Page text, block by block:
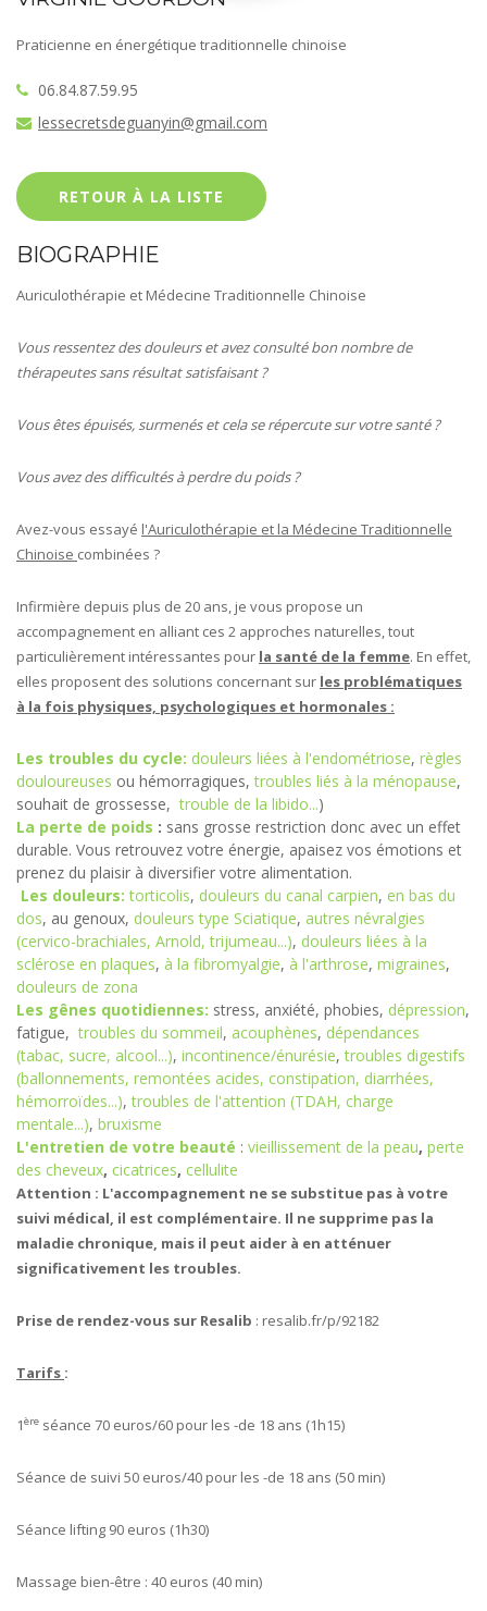
Praticienne en énergétique traditionnelle chinoise
06.84.87.59.95
lessecretsdeguanyin@gmail.com
RETOUR À LA LISTE
BIOGRAPHIE
Auriculothérapie et Médecine Traditionnelle Chinoise
Vous ressentez des douleurs et avez consulté bon nombre de
thérapeutes sans résultat satisfaisant ?
Vous êtes épuisés, surmenés et cela se répercute sur votre santé ?
Vous avez des difficultés à perdre du poids ?
Avez-vous essayé l'Auriculothérapie et la Médecine Traditionnelle
Chinoise combinées ?
Infirmière depuis plus de 20 ans, je vous propose un
accompagnement en alliant ces 2 approches naturelles, tout
particulièrement intéressantes pour la santé de la femme. En effet,
elles proposent des solutions concernant sur les problématiques
à la fois physiques, psychologiques et hormonales :
Les troubles du cycle: douleurs liées à l'endométriose, règles
douloureuses ou hémorragiques,troubles liés à la ménopause,
souhait de grossesse,trouble de la libido...)
La perte de poids : sans grosse restriction donc avec un effet
durable. Vous retrouvez votre énergie, apaisez vos émotions et
prenez du plaisir à diversifier votre alimentation.
Les douleurs:torticolis, douleurs du canal carpien, en bas du
dos, au genoux, douleurs type Sciatique, autres névralgies
(cervico-brachiales, Arnold, trijumeau...), douleurs liées à la
sclérose en plaques, à la fibromyalgie, à l'arthrose, migraines,
douleurs de zona
Les gênes quotidiennes: stress, anxiété, phobies, dépression,
fatigue,troubles du sommeil, acouphènes, dépendances
(tabac, sucre, alcool...), incontinence/énurésie,troubles digestifs
(ballonnements, remontées acides, constipation, diarrhées,
hémorroïdes...),troubles de l'attention (TDAH, charge
mentale...), bruxisme
L'entretien de votre beauté : vieillissement de la peau, perte
des cheveux, cicatrices, cellulite
Attention : L'accompagnement ne se substitue pas à votre
suivi médical, il est complémentaire. Il ne supprime pas la
maladie chronique, mais il peut aider à en atténuer
significativement les troubles.
Prise de rendez-vous sur Resalib : resalib.fr/p/92182
Tarifs :
1ère séance 70 euros/60 pour les -de 18 ans (1h15)
Séance de suivi 50 euros/40 pour les -de 18 ans (50 min)
Séance lifting 90 euros (1h30)
Massage bien-être : 40 euros (40 min)